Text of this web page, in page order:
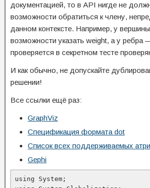
документацией, то в API нигде не
возможности обратиться к члену,
данном контексте. Например, у
возможности указать weight, а у ребра
проверяется в секретном тесте
И как обычно, не допускайте
решении!
Все ссылки ещё раз:
GraphViz
Спецификация формата dot
Список всех поддерживаемых
Gephi
using System;